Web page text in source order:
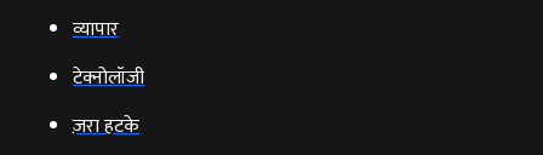
व्‍यापार
टेक्‍नोलॉजी
ज़रा हटके